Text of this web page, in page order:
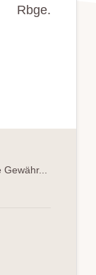
Rbge.